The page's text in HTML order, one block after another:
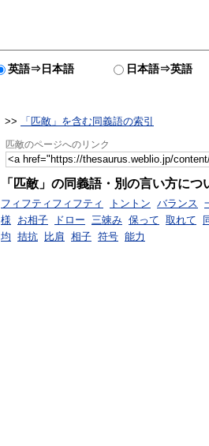
英語⇒日本語 日本語⇒英語
>> 「匹敵」を含む同義語の索引
匹敵のページへのリンク
「匹敵」の同義語・別の言い方に
フィフティフィフティ
トントン バランス
様
お相子 ドロー 三竦み 保って 取れて
均 拮抗 比肩 相子 符号 能力